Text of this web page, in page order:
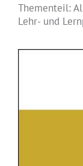
Thementeil:
Lehr- und